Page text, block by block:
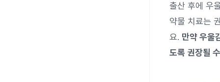
출산 후에 우
약물 치료는
요. 만약 우울
도록 권장될